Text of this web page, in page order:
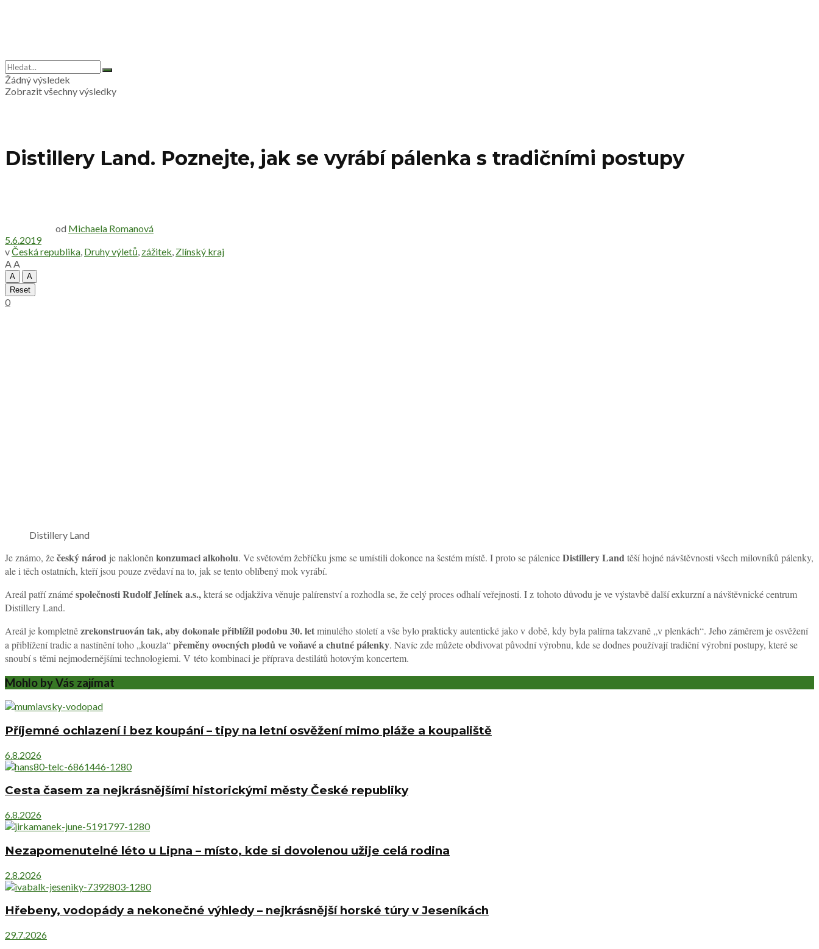
Žádný výsledek
Zobrazit všechny výsledky
Distillery Land. Poznejte, jak se vyrábí pálenka s tradičními postupy
od Michaela Romanová
5.6.2019
vČeská republika, Druhy výletů, zážitek, Zlínský kraj
AA
A
A
Reset
0
Distillery Land
Je známo, žečeský národ je nakloněn konzumaci alkoholu. Ve světovém žebříčku jsme se umístili dokonce na šestém místě. I proto se páleniceDistillery Landtěší hojné návštěvnosti všech milovníků pálenky,
ale i těch ostatních, kteří jsou pouze zvědaví na to, jak se tento oblíbený mok vyrábí.
Areál patří známéspolečnosti Rudolf Jelínek a.s.,která se odjakživa věnuje palírenství a rozhodla se, že celý proces odhalí veřejnosti. I z tohoto důvodu je ve výstavbě další exkurzní a návštěvnické centrum
Distillery Land.
Areál je kompletnězrekonstruován tak, aby dokonale přiblížil podobu 30. letminulého století a vše bylo prakticky autentické jako v době, kdy byla palírna takzvaně „v plenkách“. Jeho záměrem je osvěžení
a přiblížení tradic a nastínění toho „kouzla“přeměny ovocných plodů ve voňavé a chutné pálenky. Navíc zde můžete obdivovat původní výrobnu, kde se dodnes používají tradiční výrobní postupy, které se
snoubí s těmi nejmodernějšími technologiemi. V této kombinaci je příprava destilátů hotovým koncertem.
Mohlo by Vás zajímat
Příjemné ochlazení i bez koupání – tipy na letní osvěžení mimo pláže a koupaliště
6.8.2026
Cesta časem za nejkrásnějšími historickými městy České republiky
6.8.2026
Nezapomenutelné léto u Lipna – místo, kde si dovolenou užije celá rodina
2.8.2026
Hřebeny, vodopády a nekonečné výhledy – nejkrásnější horské túry v Jeseníkách
29.7.2026